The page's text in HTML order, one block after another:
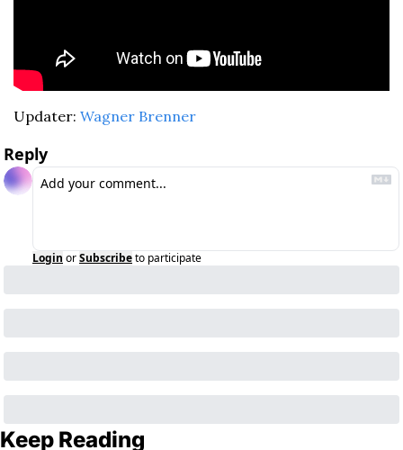
Updater: Wagner Brenner
Reply
Login orSubscribeto participate
Keep Reading